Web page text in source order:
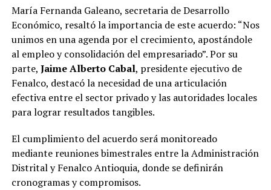
María Fernanda Galeano, secretaria de Desarrollo
Económico, resaltó la importancia de este acuerdo: “Nos
unimos en una agenda por el crecimiento, apostándole
al empleo y consolidación del empresariado”. Por su
parte, Jaime Alberto Cabal, presidente ejecutivo de
Fenalco, destacó la necesidad de una articulación
efectiva entre el sector privado y las autoridades locales
para lograr resultados tangibles.
El cumplimiento del acuerdo será monitoreado
mediante reuniones bimestrales entre la Administración
Distrital y Fenalco Antioquia, donde se definirán
cronogramas y compromisos.